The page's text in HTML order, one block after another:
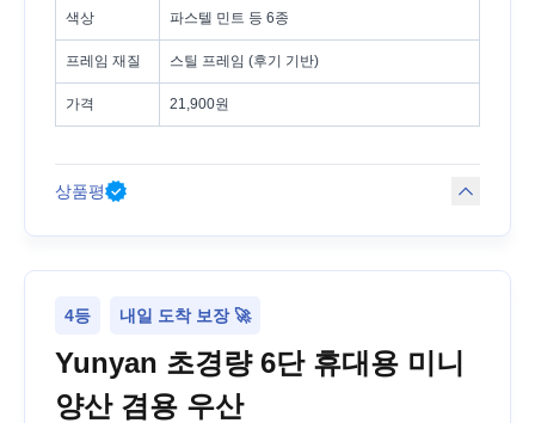
색상 파스텔 민트 등 6종
프레임 재질 스틸 프레임 (후기 기반)
가격 21,900원
상품평
4등 내일 도착 보장 🚀
Yunyan 초경량 6단 휴대용 미니
양산 겸용 우산